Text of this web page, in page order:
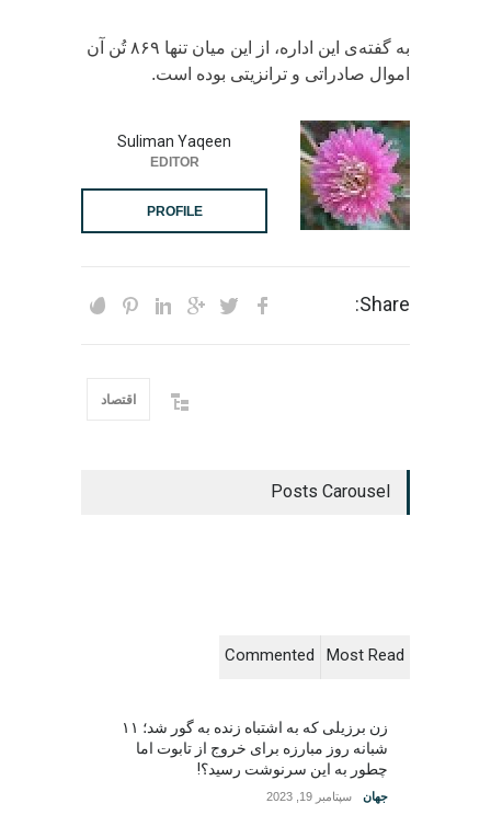
به گفته‌ی این اداره، از این میان تنها ۸۶۹ تُن آن
اموال صادراتی و ترانزیتی بوده است.
Suliman Yaqeen
EDITOR
PROFILE
Share:
اقتصاد
Posts Carousel
Most Read
Commented
زن برزیلی که به اشتباه زنده به گور شد؛ ۱۱
شبانه روز مبارزه برای خروج از تابوت اما
چطور به این سرنوشت رسید؟!
جهان سپتامبر 19, 2023